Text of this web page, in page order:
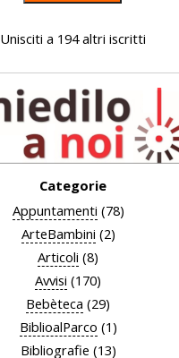
Unisciti a 194 altri iscritti
Categorie
Appuntamenti (78)
ArteBambini (2)
Articoli (8)
Avvisi (170)
Bebèteca (29)
BiblioalParco (1)
Bibliografie (13)